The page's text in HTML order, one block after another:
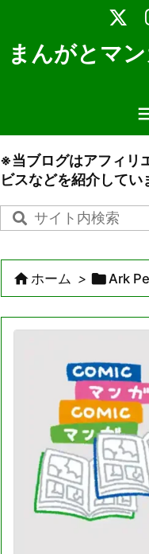
まんがとマ
※当ブログはアフィリ
ビスなどを紹介してい
ホーム > Ark